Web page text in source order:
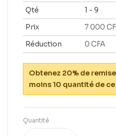
Qté 1 - 9
Prix
7 000
Réduction
0 CFA
Obtenez 20% de
moins 10 quantité de
Quantité